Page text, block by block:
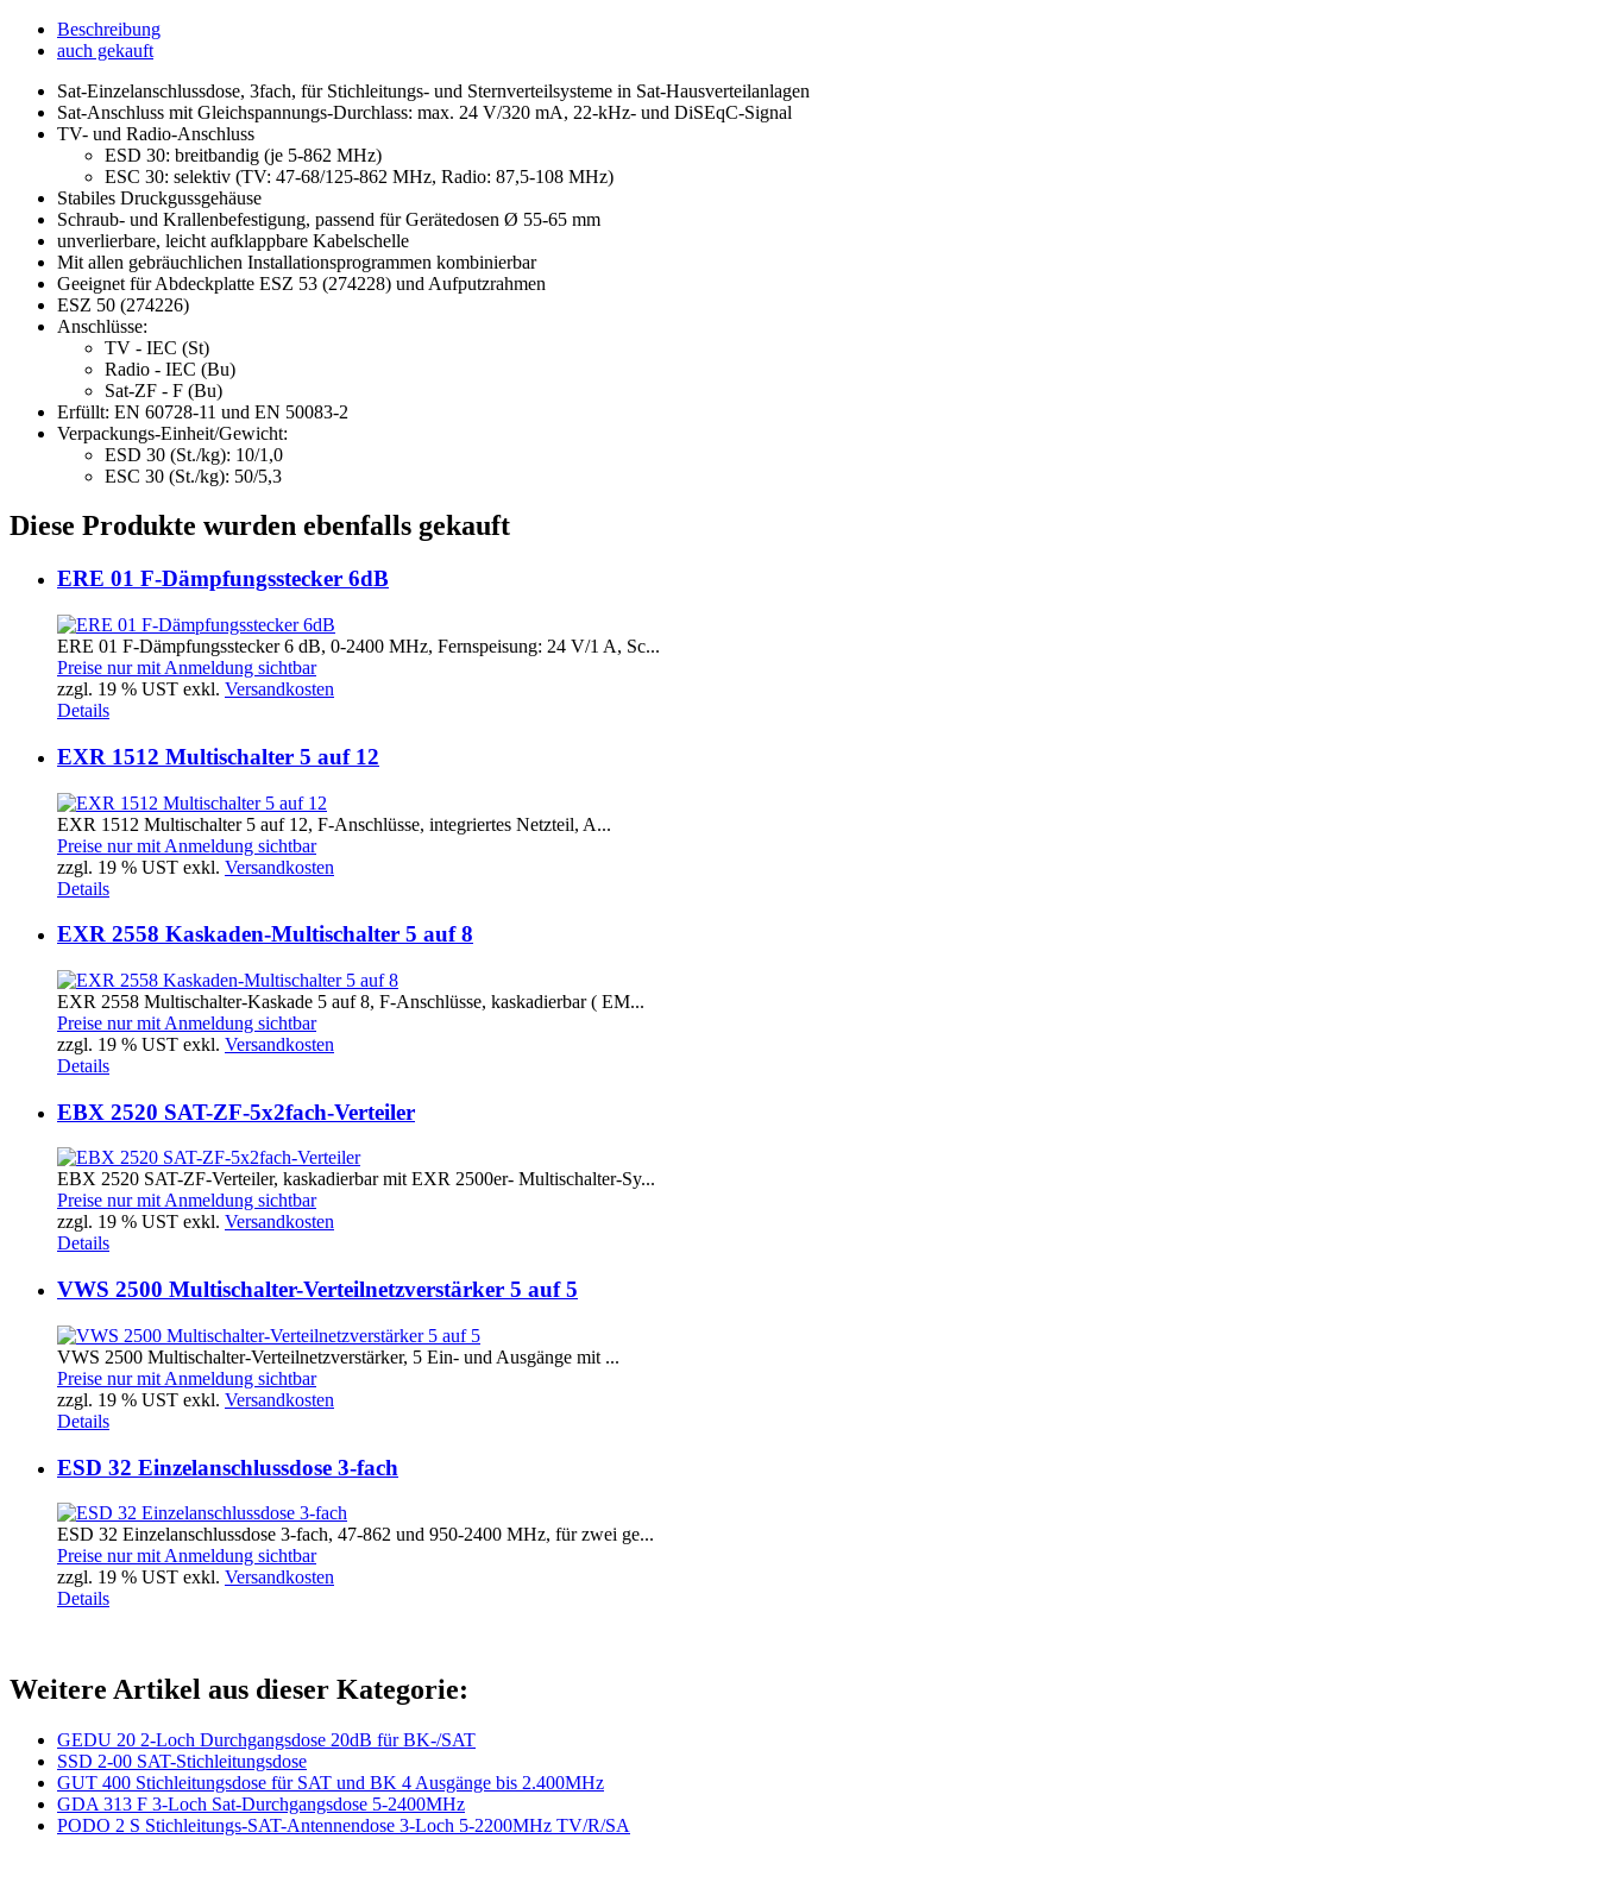
Beschreibung
auch gekauft
Sat-Einzelanschlussdose, 3fach, für Stichleitungs- und Sternverteilsysteme in Sat-Hausverteilanlagen
Sat-Anschluss mit Gleichspannungs-Durchlass: max. 24 V/320 mA, 22-kHz- und DiSEqC-Signal
TV- und Radio-Anschluss
ESD 30: breitbandig (je 5-862 MHz)
ESC 30: selektiv (TV: 47-68/125-862 MHz, Radio: 87,5-108 MHz)
Stabiles Druckgussgehäuse
Schraub- und Krallenbefestigung, passend für Gerätedosen Ø 55-65 mm
unverlierbare, leicht aufklappbare Kabelschelle
Mit allen gebräuchlichen Installationsprogrammen kombinierbar
Geeignet für Abdeckplatte ESZ 53 (274228) und Aufputzrahmen
ESZ 50 (274226)
Anschlüsse:
TV - IEC (St)
Radio - IEC (Bu)
Sat-ZF - F (Bu)
Erfüllt: EN 60728-11 und EN 50083-2
Verpackungs-Einheit/Gewicht:
ESD 30 (St./kg): 10/1,0
ESC 30 (St./kg): 50/5,3
Diese Produkte wurden ebenfalls gekauft
ERE 01 F-Dämpfungsstecker 6dB
ERE 01 F-Dämpfungsstecker 6 dB, 0-2400 MHz, Fernspeisung: 24 V/1 A, Sc...
Preise nur mit Anmeldung sichtbar
zzgl. 19 % UST exkl. Versandkosten
Details
EXR 1512 Multischalter 5 auf 12
EXR 1512 Multischalter 5 auf 12, F-Anschlüsse, integriertes Netzteil, A...
Preise nur mit Anmeldung sichtbar
zzgl. 19 % UST exkl. Versandkosten
Details
EXR 2558 Kaskaden-Multischalter 5 auf 8
EXR 2558 Multischalter-Kaskade 5 auf 8, F-Anschlüsse, kaskadierbar ( EM...
Preise nur mit Anmeldung sichtbar
zzgl. 19 % UST exkl. Versandkosten
Details
EBX 2520 SAT-ZF-5x2fach-Verteiler
EBX 2520 SAT-ZF-Verteiler, kaskadierbar mit EXR 2500er- Multischalter-Sy...
Preise nur mit Anmeldung sichtbar
zzgl. 19 % UST exkl. Versandkosten
Details
VWS 2500 Multischalter-Verteilnetzverstärker 5 auf 5
VWS 2500 Multischalter-Verteilnetzverstärker, 5 Ein- und Ausgänge mit ...
Preise nur mit Anmeldung sichtbar
zzgl. 19 % UST exkl. Versandkosten
Details
ESD 32 Einzelanschlussdose 3-fach
ESD 32 Einzelanschlussdose 3-fach, 47-862 und 950-2400 MHz, für zwei ge...
Preise nur mit Anmeldung sichtbar
zzgl. 19 % UST exkl. Versandkosten
Details
Weitere Artikel aus dieser Kategorie:
GEDU 20 2-Loch Durchgangsdose 20dB für BK-/SAT
SSD 2-00 SAT-Stichleitungsdose
GUT 400 Stichleitungsdose für SAT und BK 4 Ausgänge bis 2.400MHz
GDA 313 F 3-Loch Sat-Durchgangsdose 5-2400MHz
PODO 2 S Stichleitungs-SAT-Antennendose 3-Loch 5-2200MHz TV/R/SA